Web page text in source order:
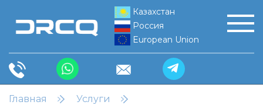
Казахстан
Россия
European Union
Главная
Услуги